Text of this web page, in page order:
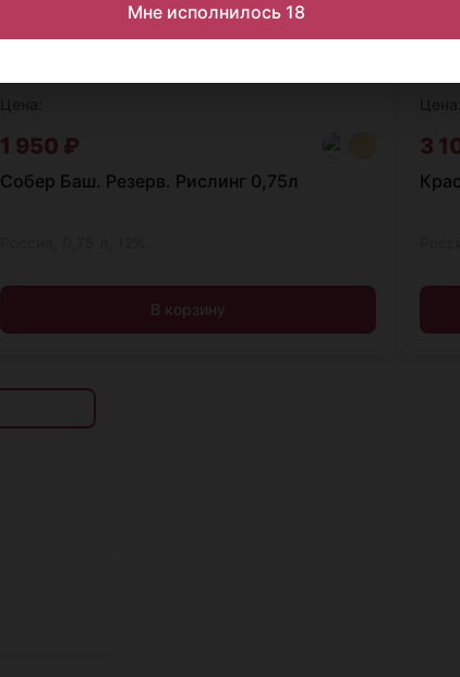
1 950 ₽
Собер Баш. Резерв. Рислинг 0,75л
В корзину
3
Мне исполнилось 18